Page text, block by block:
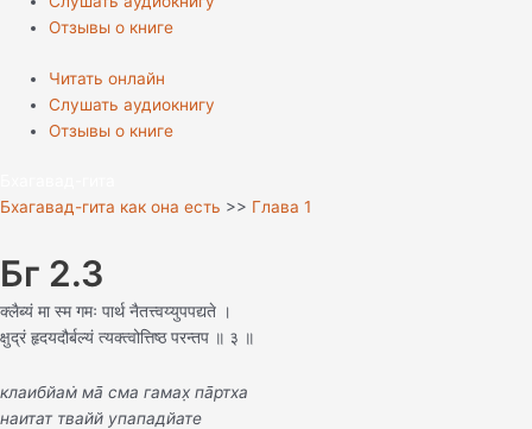
Отзывы о книге
Читать онлайн
Слушать аудиокнигу
Отзывы о книге
Бхагавад-гита как она есть >> Глава 1
Бг 2.3
क्ल‍ैब्यं मा स्म गमः पार्थ नैतत्त्वय्युपपद्यते ।
क्षुद्रं हृदयदौर्बल्यं त्यक्त्वोत्तिष्ठ परन्तप ॥ ३ ॥
клаибйам̇ ма̄ сма гамах̣ па̄ртха
наитат твайй упападйате